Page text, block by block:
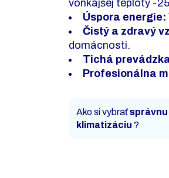
vonkajšej teploty -25
Úspora energie:
Čistý a zdravý
domácnosti.
Tichá
Profesionálna
Ako si vybraťsprávnu
klimatizáciu ?